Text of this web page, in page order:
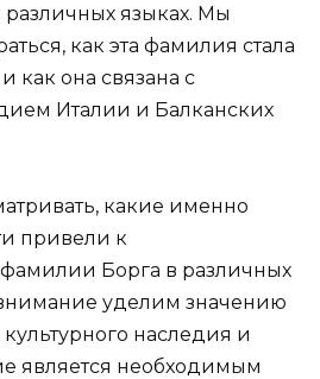
языках. Мы
как эта фамилия стала
как она связана с
Италии и Балканских
какие именно
привели к
Борга в различных
уделим значению
наследия и
является необходимым